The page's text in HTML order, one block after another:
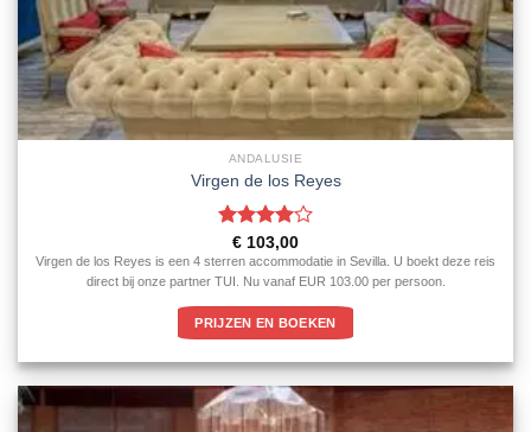
ANDALUSIE
Virgen de los Reyes
Gewaardeerd
4uit 5
€ 103,00
Virgen de los Reyes is een 4 sterren accommodatie in Sevilla. U boekt deze reis
direct bij onze partner TUI. Nu vanaf EUR 103.00 per persoon.
PRIJZEN EN BOEKEN